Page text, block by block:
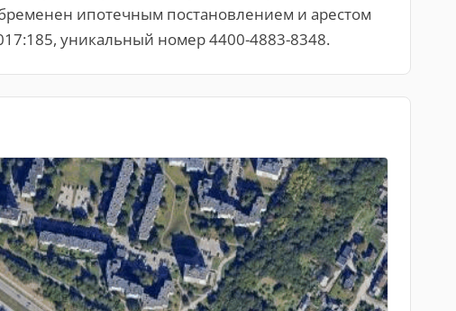
ипотечным постановлением и арестом
уникальный номер 4400-4883-8348.